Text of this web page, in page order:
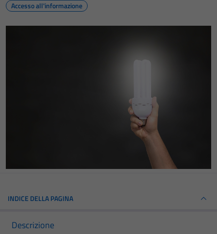
Accesso all'informazione
INDICE DELLA PAGINA
Descrizione